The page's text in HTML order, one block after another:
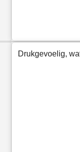
Drukgevoelig,